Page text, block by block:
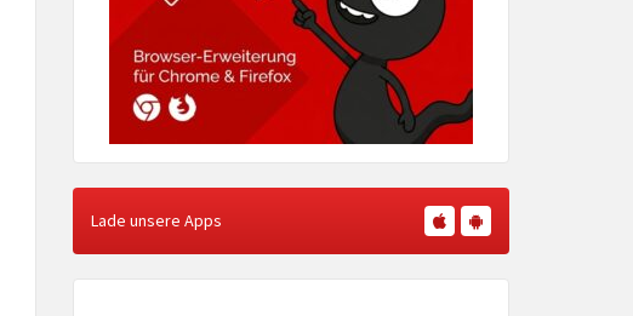
Lade unsere Apps